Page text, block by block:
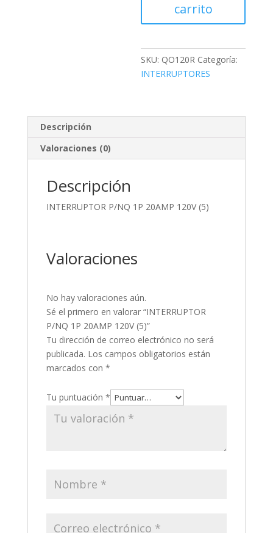
carrito
SKU: QO120R Categoría:
INTERRUPTORES
Descripción
Valoraciones (0)
Descripción
INTERRUPTOR P/NQ 1P 20AMP 120V (5)
Valoraciones
No hay valoraciones aún.
Sé el primero en valorar “INTERRUPTOR
P/NQ 1P 20AMP 120V (5)”
Tu dirección de correo electrónico no será
publicada. Los campos obligatorios están
marcados con *
Tu puntuación *